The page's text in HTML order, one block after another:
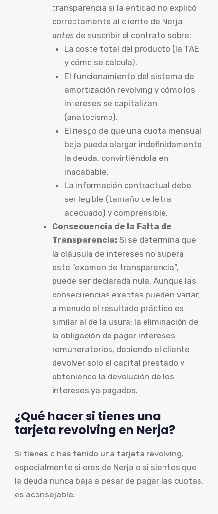
transparencia si la entidad no explicó
correctamente al cliente de Nerja
antes de suscribir el contrato sobre:
La coste total del producto (la TAE
y cómo se calcula).
El funcionamiento del sistema de
amortización revolving y cómo los
intereses se capitalizan
(anatocismo).
El riesgo de que una cuota mensual
baja pueda alargar indefinidamente
la deuda, convirtiéndola en
inacabable.
La información contractual debe
ser legible (tamaño de letra
adecuado) y comprensible.
Consecuencia de la Falta de
Transparencia: Si se determina que
la cláusula de intereses no supera
este “examen de transparencia”,
puede ser declarada nula. Aunque las
consecuencias exactas pueden variar,
a menudo el resultado práctico es
similar al de la usura: la eliminación de
la obligación de pagar intereses
remuneratorios, debiendo el cliente
devolver solo el capital prestado y
obteniendo la devolución de los
intereses ya pagados.
¿Qué hacer si tienes una
tarjeta revolving en Nerja?
Si tienes o has tenido una tarjeta revolving,
especialmente si eres de Nerja o si sientes que
la deuda nunca baja a pesar de pagar las cuotas,
es aconsejable: